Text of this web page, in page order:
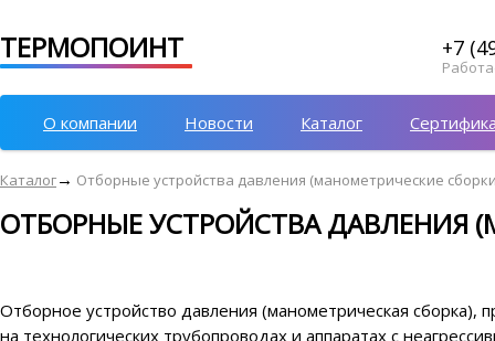
ТЕРМОПОИНТ +7
О компании Новости Каталог
Каталог→ Отборные устройства давления (манометрические
ОТБОРНЫЕ УСТРОЙСТВА ДАВЛЕНИЯ
Отборное устройство давления (манометрическая
на технологических трубопроводах и аппаратах с